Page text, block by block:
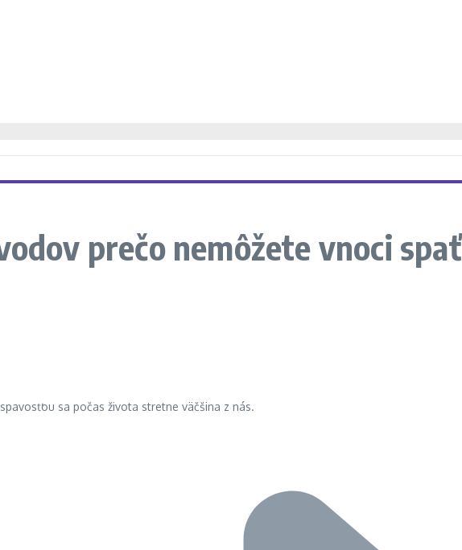
prečo nemôžete vnoci spať
sa počas života stretne väčšina z nás.